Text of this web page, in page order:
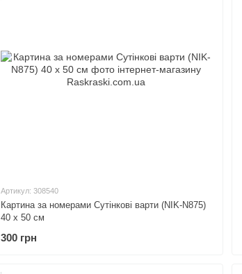
Артикул: 308540
Картина за номерами Сутінкові варти (NIK-N875)
40 х 50 см
300 грн